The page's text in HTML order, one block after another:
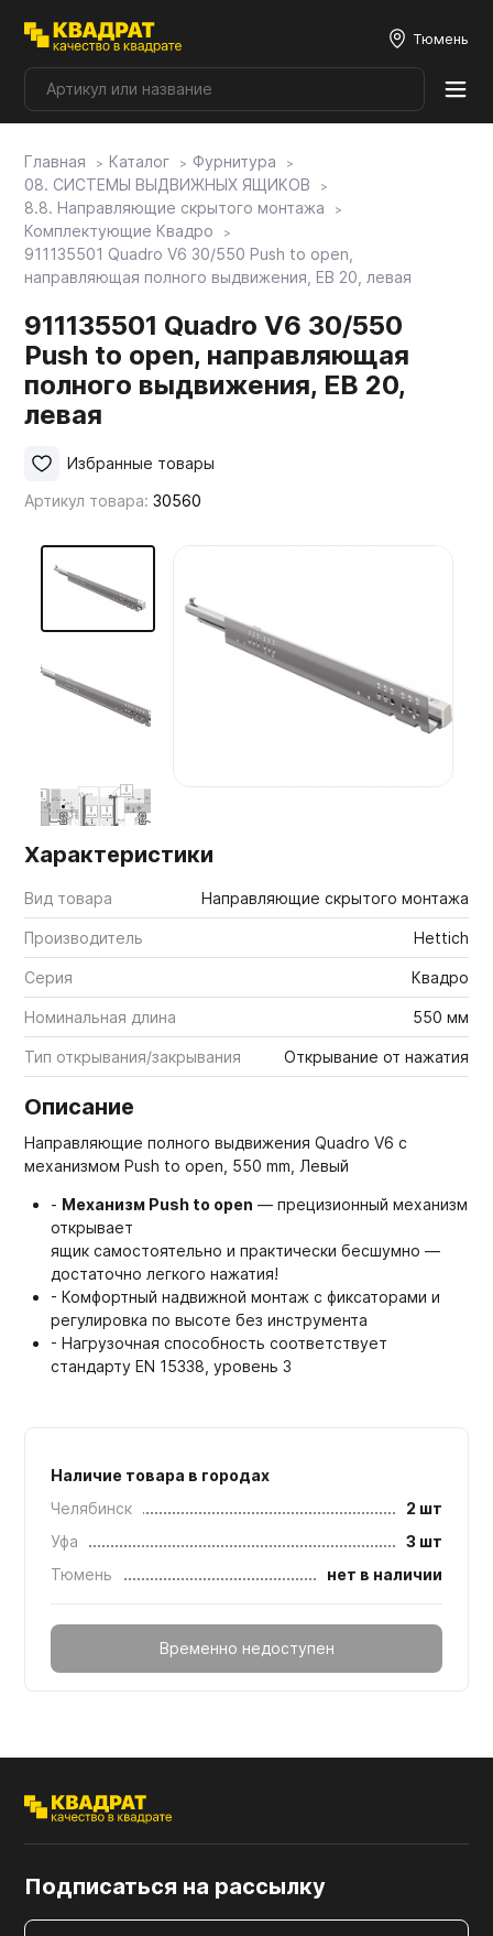
Тюмень
Плитные материалы
Фурнитура
Мой ЭГГЕР
Фасады
Главная Каталог
Фурнитура
08. СИСТЕМЫ ВЫДВИЖНЫХ ЯЩИКОВ
8.8. Направляющие скрытого монтажа
Комплектующие Квадро
911135501 Quadro V6 30/550 Push to open,
направляющая полного выдвижения, EB 20, левая
911135501 Quadro V6 30/550
Push to open, направляющая
полного выдвижения, EB 20,
левая
Артикул товара:30560
Избранные товары
Характеристики
Вид товара Направляющие скрытого монтажа
Производитель Hettich
Серия Квадро
Номинальная длина 550 мм
Тип открывания/закрывания Открывание от нажатия
Описание
Направляющие полного выдвижения Quadro V6 с
механизмом Push to open, 550 mm, Левый
- Механизм Push to open — прецизионный механизм
открывает
ящик самостоятельно и практически бесшумно —
достаточно легкого нажатия!
- Комфортный надвижной монтаж с фиксаторами и
регулировка по высоте без инструмента
- Нагрузочная способность соответствует
стандарту EN 15338, уровень 3
Наличие товара в городах
Челябинск
2 шт
Уфа
3 шт
Тюмень
нет в наличии
Временно недоступен
Подписаться на рассылку